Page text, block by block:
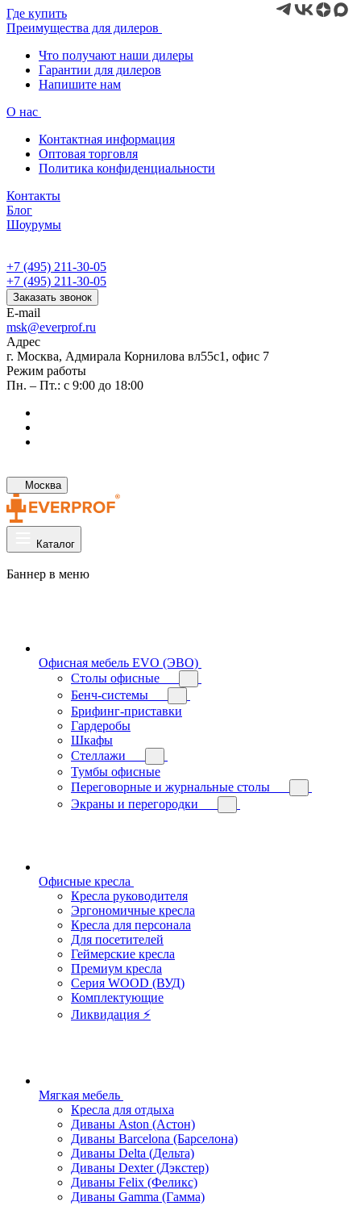
Где купить
Преимущества для дилеров
Что получают наши дилеры
Гарантии для дилеров
Напишите нам
О нас
Контактная информация
Оптовая торговля
Политика конфиденциальности
Контакты
Блог
Шоурумы
+7 (495) 211-30-05
+7 (495) 211-30-05
Заказать звонок
E-mail
msk@everprof.ru
Адрес
г. Москва, Адмирала Корнилова вл55с1, офис 7
Режим работы
Пн. – Пт.: с 9:00 до 18:00
Москва
Каталог
Баннер в меню
Офисная мебель EVO (ЭВО)
Cтолы офисные
Бенч-системы
Брифинг-приставки
Гардеробы
Шкафы
Стеллажи
Тумбы офисные
Переговорные и журнальные столы
Экраны и перегородки
Офисные кресла
Кресла руководителя
Эргономичные кресла
Кресла для персонала
Для посетителей
Геймерские кресла
Премиум кресла
Серия WOOD (ВУД)
Комплектующие
Ликвидация ⚡
Мягкая мебель
Кресла для отдыха
Диваны Aston (Астон)
Диваны Barcelona (Барселона)
Диваны Delta (Дельта)
Диваны Dexter (Дэкстер)
Диваны Felix (Феликс)
Диваны Gamma (Гамма)